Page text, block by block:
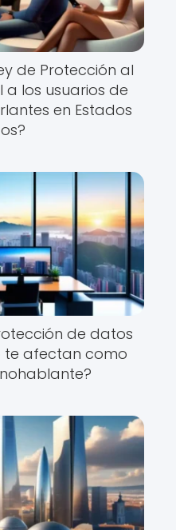
de Protección al
a los usuarios de
en Estados
de datos
te afectan como